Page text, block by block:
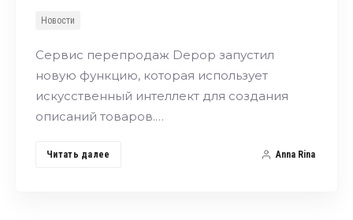
Новости
Сервис перепродаж Depop запустил
новую функцию, которая использует
искусственный интеллект для создания
описаний товаров.…
Читать далее Anna Rina